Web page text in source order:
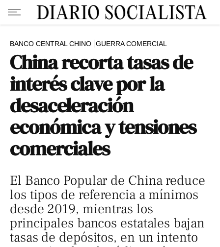
BANCO CENTRAL CHINO GUERRA COMERCIAL
China recorta tasas de
interés clave por la
desaceleración
económica y tensiones
comerciales
El Banco Popular de China reduce
los tipos de referencia a mínimos
desde 2019, mientras los
principales bancos estatales bajan
tasas de depósitos, en un intento